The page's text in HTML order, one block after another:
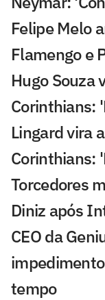
Felipe Melo
Flamengo e
Hugo Souza
Corinthians:
Lingard vira
Corinthians:
Torcedores
Diniz após
CEO da
tempo